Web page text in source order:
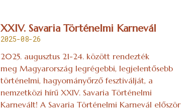
XXIV. Savaria Történelmi Karnevál
2025-08-26
2025. augusztus 21-24. között rendezték
meg Magyarország legrégebbi, legjelentősebb
történelmi, hagyományőrző fesztiválját, a
nemzetközi hírű XXIV. Savaria Történelmi
Karnevált! A Savaria Történelmi Karnevál először